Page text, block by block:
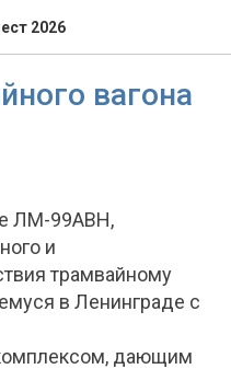
2026
вагона
ЛМ-99АВН,
и
трамвайному
в Ленинграде с
дающим